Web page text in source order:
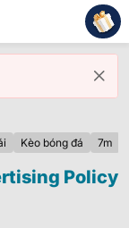
Kèo bóng đá 7m
Policy